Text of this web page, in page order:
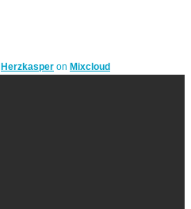
Herzkasper on Mixcloud